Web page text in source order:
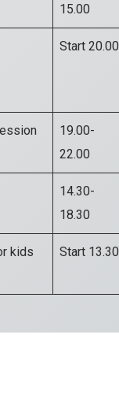
15.00
Start 20.00
19.00-
22.00
14.30-
18.30
kids Start 13.30